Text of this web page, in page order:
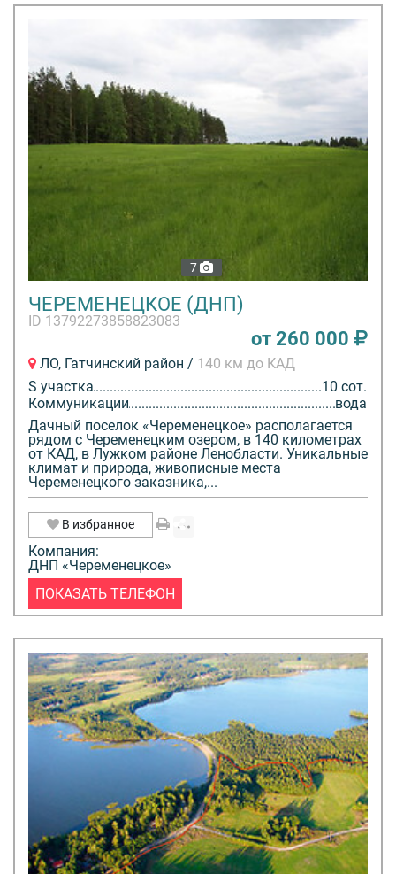
7
ЧЕРЕМЕНЕЦКОЕ (ДНП)
ID 13792273858823083
от 260 000
ЛО, Гатчинский район / 140 км до КАД
S участка
10 сот.
Коммуникации
вода
Дачный поселок «Череменецкое» располагается
рядом с Череменецким озером, в 140 километрах
от КАД, в Лужком районе Ленобласти. Уникальные
климат и природа, живописные места
Череменецкого заказника,...
В избранное
Компания:
ДНП «Череменецкое»
ПОКАЗАТЬ ТЕЛЕФОН